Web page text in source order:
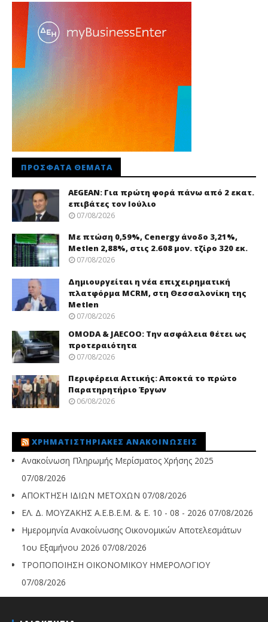
ΠΡΌΣΦΑΤΑ ΘΈΜΑΤΑ
AEGEAN: Για πρώτη φορά πάνω από 2 εκατ.
επιβάτες τον Ιούλιο
07/08/2026
Με πτώση 0,59%, Cenergy άνοδο 3,21%,
Metlen 2,88%, στις 2.608 μον. τζίρο 320 εκ.
07/08/2026
Δημιουργείται η νέα επιχειρηματική
πλατφόρμα MCRM, στη Θεσσαλονίκη της
Metlen
07/08/2026
OMODA & JAECOO: Την ασφάλεια θέτει ως
προτεραιότητα
07/08/2026
Περιφέρεια Αττικής: Αποκτά το πρώτο
Παρατηρητήριο Έργων
06/08/2026
ΧΡΗΜΑΤΙΣΤΗΡΙΑΚΈΣ ΑΝΑΚΟΙΝΏΣΕΙΣ
Ανακοίνωση Πληρωμής Μερίσματος Χρήσης 2025
07/08/2026
ΑΠΟΚΤΗΣΗ ΙΔΙΩΝ ΜΕΤΟΧΩΝ 07/08/2026
ΕΛ. Δ. ΜΟΥΖΑΚΗΣ Α.Ε.Β.Ε.Μ. & Ε. 10 - 08 - 2026 07/08/2026
Ημερομηνία Ανακοίνωσης Οικονομικών Αποτελεσμάτων
1ου Εξαμήνου 2026 07/08/2026
ΤΡΟΠΟΠΟΙΗΣΗ ΟΙΚΟΝΟΜΙΚΟΥ ΗΜΕΡΟΛΟΓΙΟΥ
07/08/2026